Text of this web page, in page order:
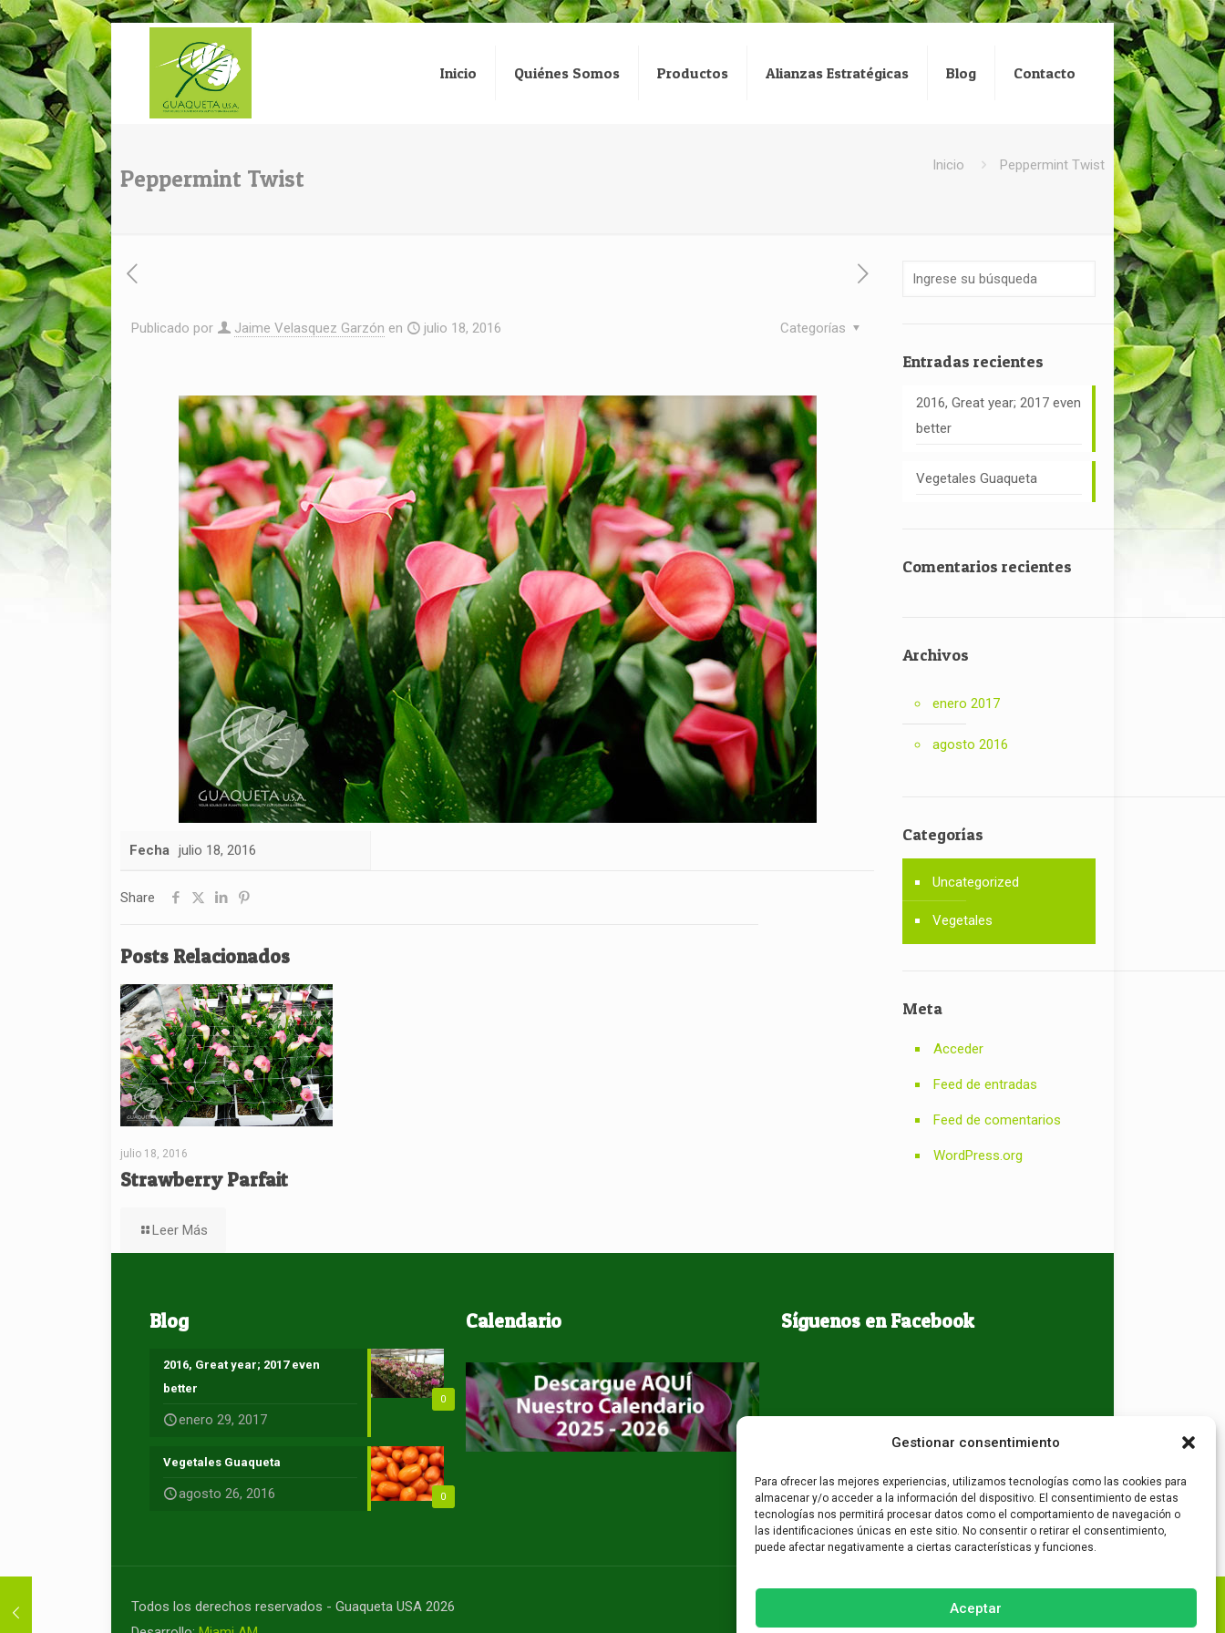
Gestionar consentimiento
Para ofrecer las mejores experiencias, utilizamos tecnologías como las cookies para
almacenar y/o acceder a la información del dispositivo. El consentimiento de estas
tecnologías nos permitirá procesar datos como el comportamiento de navegación o
las identificaciones únicas en este sitio. No consentir o retirar el consentimiento,
puede afectar negativamente a ciertas características y funciones.
Aceptar
Inicio Quiénes Somos Productos Alianzas Estratégicas Blog Contacto
Peppermint Twist Inicio Peppermint Twist
Publicado por Jaime Velasquez Garzón en julio 18, 2016 Categorías
Fecha julio 18, 2016
Share
Posts Relacionados
julio 18, 2016
Strawberry Parfait
Leer Más
Entradas recientes
2016, Great year; 2017 even
better
Vegetales Guaqueta
Comentarios recientes
Archivos
enero 2017
agosto 2016
Categorías
Uncategorized
Vegetales
Meta
Acceder
Feed de entradas
Feed de comentarios
WordPress.org
Blog
0
2016, Great year; 2017 even
better
enero 29, 2017
0
Vegetales Guaqueta
agosto 26, 2016
Calendario Síguenos en Facebook
Todos los derechos reservados - Guaqueta USA 2026